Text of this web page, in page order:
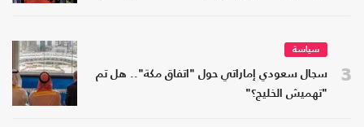
3
سياسة
سجال سعودي إماراتي حول "اتفاق مكة".. هل تم
"تهميش الخليج؟"